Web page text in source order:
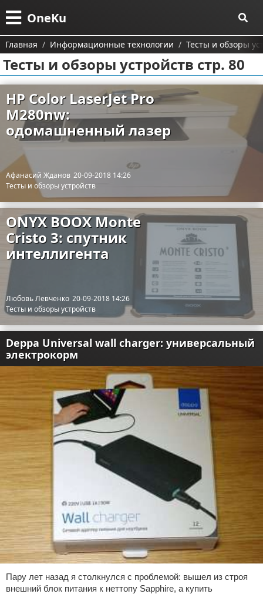
OneKu
Меню
Главная
Категории
Информационные технологии
Тесты и обзоры устройств
Автомобили
Ремонт авто
Строительство и ремонт
Финансы
Путешествия и отдых
Образование
Здоровье и красота
Право
Поиск
О проекте
Сотрудничество
Размещение рекламы
Для правообладателей
Условия предоставления информации
Отказ от ответственности
Главная Информационные технологии Тесты и обзоры
Тесты и обзоры устройств стр. 80
HP Color LaserJet Pro
M280nw:
одомашненный лазер
Афанасий Жданов 20-09-2018 14:26
Тесты и обзоры устройств
ONYX BOOX Monte
Cristo 3: спутник
интеллигента
Любовь Левченко 20-09-2018 14:26
Тесты и обзоры устройств
Deppa Universal wall charger: универсальный
электрокорм
Пару лет назад я столкнулся с проблемой: вышел из строя
внешний блок питания к неттопу Sapphire, а купить